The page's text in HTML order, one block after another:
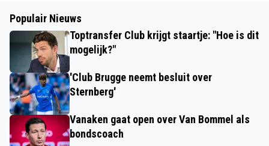
Populair Nieuws
Toptransfer Club krijgt staartje: "Hoe is dit
mogelijk?"
'Club Brugge neemt besluit over
Sternberg'
Vanaken gaat open over Van Bommel als
bondscoach